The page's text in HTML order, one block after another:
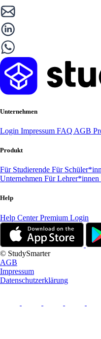
Unternehmen
Login Impressum FAQ AGB
Produkt
Für Studierende Für
Unternehmen Für Lehrer*innen
Help
Help CenterPremium Login
© StudySmarter
AGB
Impressum
Datenschutzerklärung